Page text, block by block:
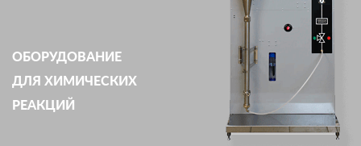
ОБОРУДОВАНИЕ
ДЛЯ ХИМИЧЕСКИХ
РЕАКЦИЙ